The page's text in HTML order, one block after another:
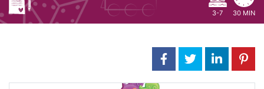
3-7 30 MIN